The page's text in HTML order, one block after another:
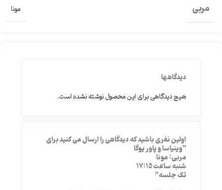
مربی مونا
دیدگاهها
هیچ دیدگاهی برای این محصول نوشته نشده است.
اولین نفری باشید که دیدگاهی را ارسال می کنید برای
“وینیاسا و پاور یوگا
مربی: مونا
شنبه ساعت 17:15
تک جلسه”